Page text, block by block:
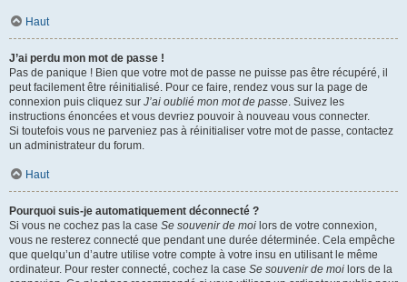
Haut
J’ai perdu mon mot de passe !
Pas de panique ! Bien que votre mot de passe ne puisse pas être récupéré, il
peut facilement être réinitialisé. Pour ce faire, rendez vous sur la page de
connexion puis cliquez sur J’ai oublié mon mot de passe. Suivez les
instructions énoncées et vous devriez pouvoir à nouveau vous connecter.
Si toutefois vous ne parveniez pas à réinitialiser votre mot de passe, contactez
un administrateur du forum.
Haut
Pourquoi suis-je automatiquement déconnecté ?
Si vous ne cochez pas la case Se souvenir de moi lors de votre connexion,
vous ne resterez connecté que pendant une durée déterminée. Cela empêche
que quelqu’un d’autre utilise votre compte à votre insu en utilisant le même
ordinateur. Pour rester connecté, cochez la case Se souvenir de moi lors de la